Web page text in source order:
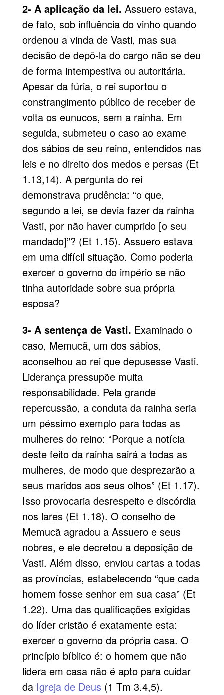
2- A aplicação da lei. Assuero estava,
de fato, sob influência do vinho quando
ordenou a vinda de Vasti, mas sua
decisão de depô-la do cargo não se deu
de forma intempestiva ou autoritária.
Apesar da fúria, o rei suportou o
constrangimento público de receber de
volta os eunucos, sem a rainha. Em
seguida, submeteu o caso ao exame
dos sábios de seu reino, entendidos nas
leis e no direito dos medos e persas (Et
1.13,14). A pergunta do rei
demonstrava prudência: “o que,
segundo a lei, se devia fazer da rainha
Vasti, por não haver cumprido [o seu
mandado]”? (Et 1.15). Assuero estava
em uma difícil situação. Como poderia
exercer o governo do império se não
tinha autoridade sobre sua própria
esposa?
3- A sentença de Vasti. Examinado o
caso, Memucã, um dos sábios,
aconselhou ao rei que depusesse Vasti.
Liderança pressupõe muita
responsabilidade. Pela grande
repercussão, a conduta da rainha seria
um péssimo exemplo para todas as
mulheres do reino: “Porque a notícia
deste feito da rainha sairá a todas as
mulheres, de modo que desprezarão a
seus maridos aos seus olhos” (Et 1.17).
Isso provocaria desrespeito e discórdia
nos lares (Et 1.18). O conselho de
Memucã agradou a Assuero e seus
nobres, e ele decretou a deposição de
Vasti. Além disso, enviou cartas a todas
as províncias, estabelecendo “que cada
homem fosse senhor em sua casa” (Et
1.22). Uma das qualificações exigidas
do líder cristão é exatamente esta:
exercer o governo da própria casa. O
princípio bíblico é: o homem que não
lidera em casa não é apto para cuidar
da Igreja de Deus (1 Tm 3.4,5).